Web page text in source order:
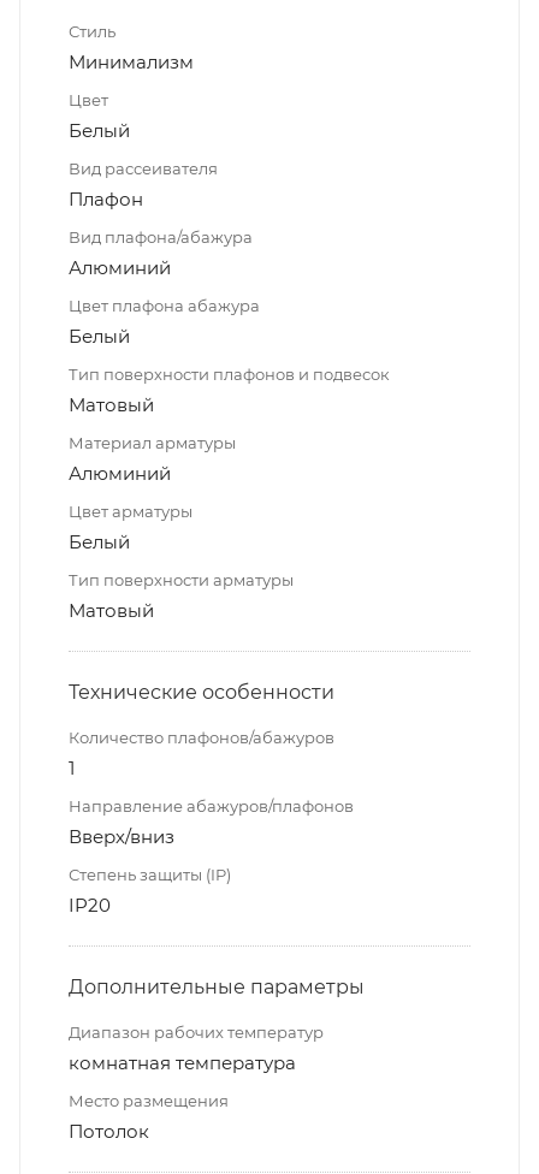
Стиль
Минимализм
Цвет
Белый
Вид рассеивателя
Плафон
Вид плафона/абажура
Алюминий
Цвет плафона абажура
Белый
Тип поверхности плафонов и подвесок
Матовый
Материал арматуры
Алюминий
Цвет арматуры
Белый
Тип поверхности арматуры
Матовый
Технические особенности
Количество плафонов/абажуров
1
Направление абажуров/плафонов
Вверх/вниз
Степень защиты (IP)
IP20
Дополнительные параметры
Диапазон рабочих температур
комнатная температура
Место размещения
Потолок